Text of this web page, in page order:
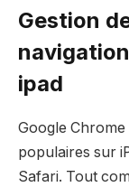
Gestion
ipad
Google Chrome
populaires sur
Safari. Tout